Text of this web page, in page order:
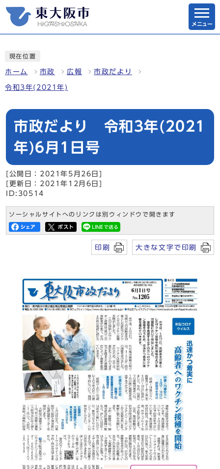
メニュー
現在位置
ホーム 市政 広報 市政だより
令和3年(2021年)
市政だより 令和3年(2021
年)6月1日号
[公開日：2021年5月26日]
[更新日：2021年12月6日]
ID:30514
ソーシャルサイトへのリンクは別ウィンドウで開きます
印刷 大きな文字で印刷